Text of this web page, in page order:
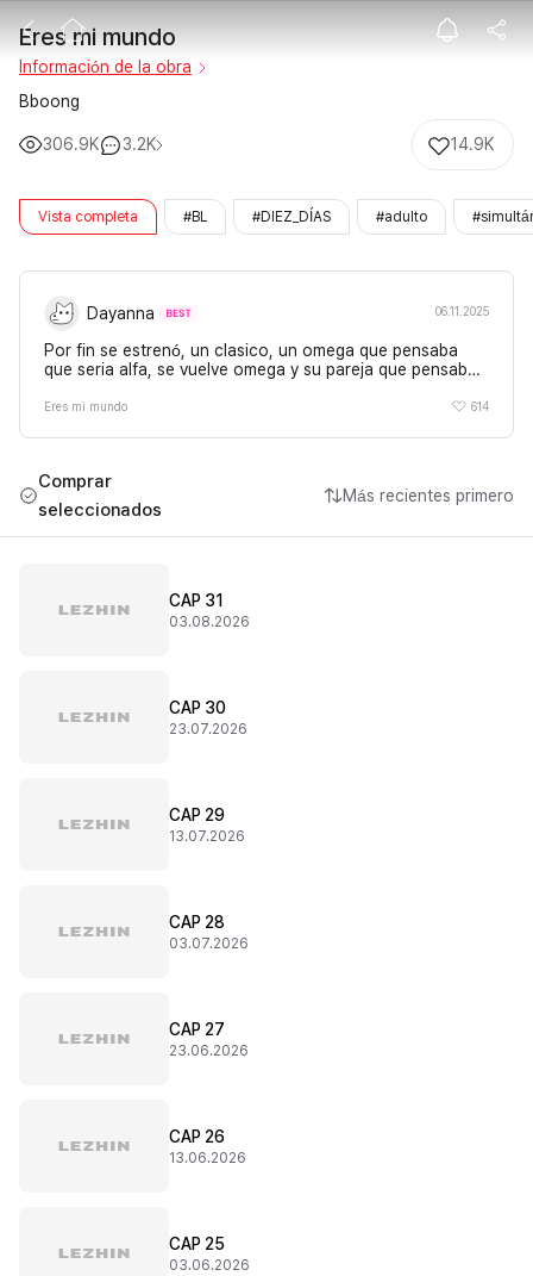
Eres mi mundo
Eres mi mundo
Información de la obra
Bboong
306.9K 3.2K 14.9K
Vista completa #BL #DIEZ_DÍAS #adulto
Dayanna 06.11.2025
Por fin se estrenó, un clasico, un omega que pensaba
que seria alfa, se vuelve omega y su pareja que pensaba
donde el alfa es el más hermoso y el omega es el más
Eres mi mundo 614
Comprar
seleccionados
Más recientes primero
CAP 31
03.08.2026
CAP 30
23.07.2026
CAP 29
13.07.2026
CAP 28
03.07.2026
CAP 27
23.06.2026
CAP 26
13.06.2026
CAP 25
03.06.2026